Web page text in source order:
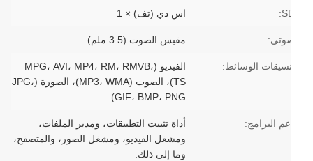
اس دي (تف) × 1
مقبس الصوت (3.5 ملم)
الوسائط:
الفيديو (MPG، AVI، MP4، RM، RMVB،
TS)، الصوت (MP3، WMA)، الصورة (JPG،
GIF، BMP، PNG)
البرامج:
أداة تثبيت التطبيقات، ومدير الملفات،
ومشغل الفيديو، ومشغل الصور، والمتصفح،
وما إلى ذلك.